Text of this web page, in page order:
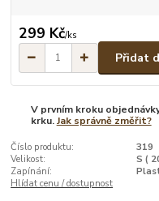
299 Kč/ks
Přidat
V prvním kroku
krku.Jak správně změřit?
Číslo produktu:
319
Velikost:
S (
Zapínání:
Hlídat cenu / dostupnost